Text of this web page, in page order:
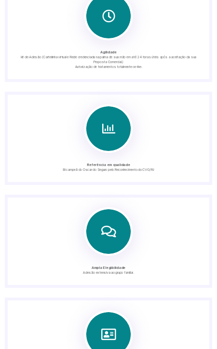
Agilidade
kit de Adesão (Carteirinha virtual e Rede credenciada na palma de sua mão em até 24 horas úteis após a aceitação da sua
Proposta Comercial.)
Autorização de tratamentos totalmente on-line.
Referência em qualidade
Bi campeã do Oscar do Seguro pelo Reconhecimento do CVG/RJ
Ampla Elegibilidade
Adesão extensiva ao grupo familiar.